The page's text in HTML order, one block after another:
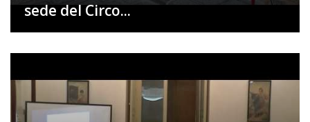
sede del Circo...